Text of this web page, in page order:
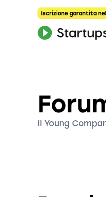
Iscrizione garantita
Il Young